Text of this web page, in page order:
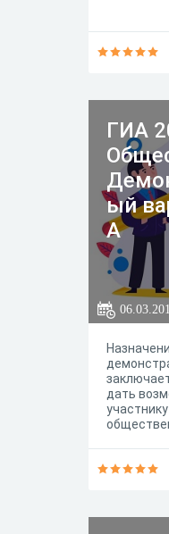
ГИА
ый
А
дать
заданий,